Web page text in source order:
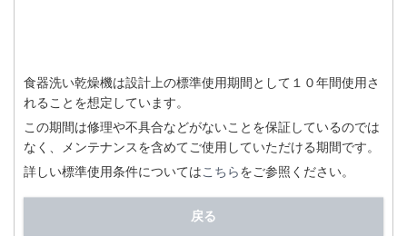
食器洗い乾燥機は設計上の標準使用期間として１０年間使用さ
れることを想定しています。
この期間は修理や不具合などがないことを保証しているのでは
なく、メンテナンスを含めてご使用していただける期間です。
詳しい標準使用条件についてはこちらをご参照ください。
戻る